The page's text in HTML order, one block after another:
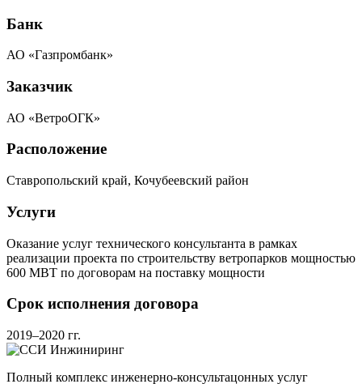
Банк
АО «Газпромбанк»
Заказчик
АО «ВетроОГК»
Расположение
Ставропольский край, Кочубеевский район
Услуги
Оказание услуг технического консультанта в рамках
реализации проекта по строительству ветропарков мощностью
600 МВТ по договорам на поставку мощности
Срок исполнения договора
2019–2020 гг.
Полный комплекс инженерно-консультацонных услуг